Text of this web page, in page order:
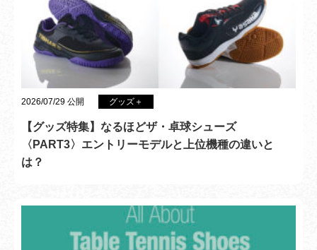
2026/07/29 公開 グッズ＋
【グッズ特集】なるほどザ・卓球シューズ
〈PART3〉エントリーモデルと上位機種の違いと
は？